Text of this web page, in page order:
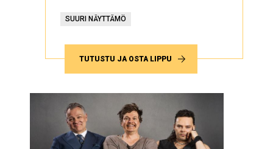
SUURI NÄYTTÄMÖ
TUTUSTU JA OSTA LIPPU